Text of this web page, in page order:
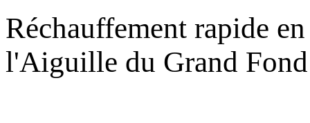
Réchauffement rapide
l'Aiguille du Grand